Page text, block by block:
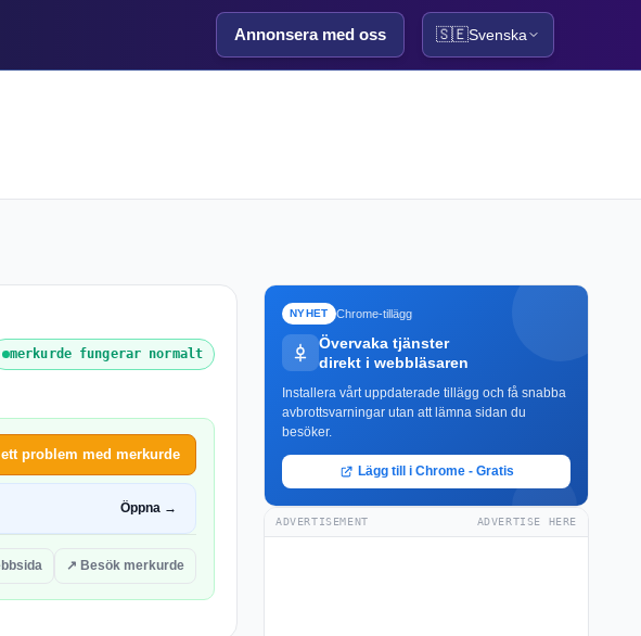
Annonsera med oss 🇸🇪Svenska
merkurde fungerar normalt
ett problem med merkurde
Öppna →
↗ Besök merkurde
NYHET Chrome-tillägg
Övervaka tjänster
direkt i webbläsaren
Installera vårt uppdaterade tillägg och få snabba
avbrottsvarningar utan att lämna sidan du
besöker.
Lägg till i Chrome - Gratis
ADVERTISEMENT ADVERTISE HERE